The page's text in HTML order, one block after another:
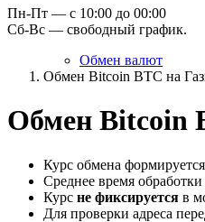
Пн-Пт — c 10:00 до 00:00
Сб-Вс — свободный график.
Обмен валют
Обмен Bitcoin BTC на
Обмен Bitcoin
Курс обмена
Среднее время обработки
Курс не фиксируется в
Для проверки адреса